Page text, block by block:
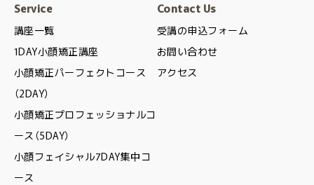
Service
講座一覧
1DAY小顔矯正講座
小顔矯正パーフェクトコース
（2DAY）
小顔矯正プロフェッショナルコ
ース（5DAY）
小顔フェイシャル7DAY集中コ
ース
Contact Us
受講の申込フォーム
お問い合わせ
アクセス